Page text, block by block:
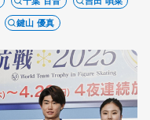
鍵山 優真